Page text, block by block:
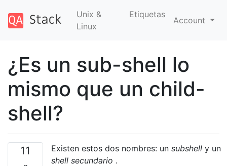
Unix &
Linux
Etiquetas
Account
¿Es un sub-shell lo
mismo que un child-
shell?
11 Existen estos dos nombres: un subshell y un
shell secundario .